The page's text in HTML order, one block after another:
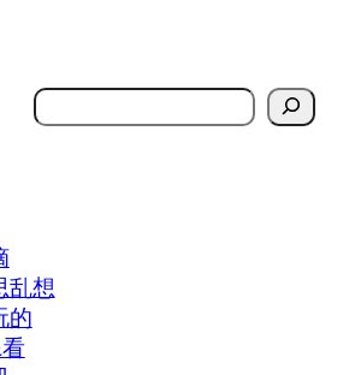
搜
乱想
的